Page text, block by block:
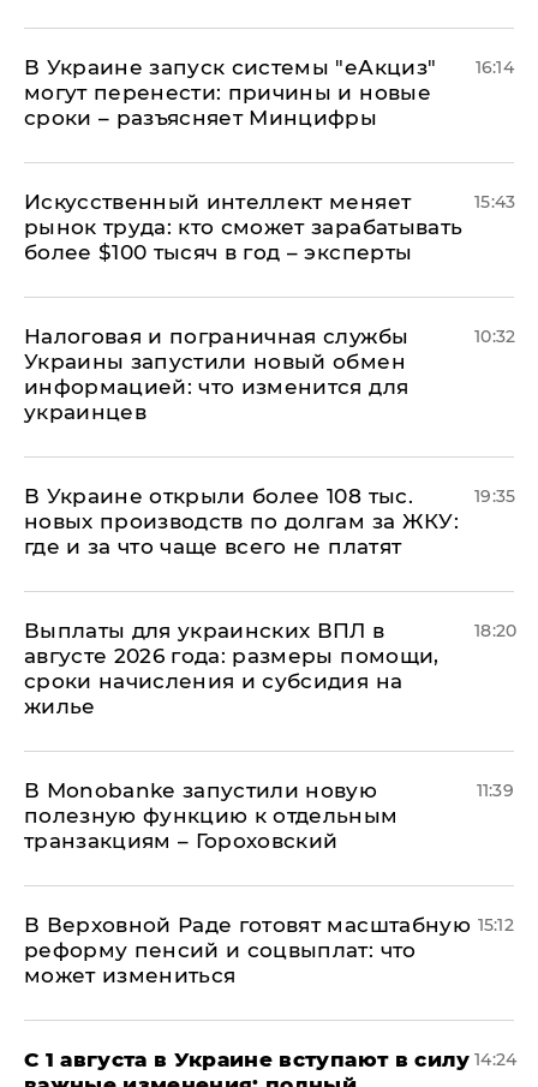
В Украине запуск системы "еАкциз"
могут перенести: причины и новые
сроки – разъясняет Минцифры
16:14
Искусственный интеллект меняет
рынок труда: кто сможет зарабатывать
более $100 тысяч в год – эксперты
15:43
Налоговая и пограничная службы
Украины запустили новый обмен
информацией: что изменится для
украинцев
10:32
В Украине открыли более 108 тыс.
новых производств по долгам за ЖКУ:
где и за что чаще всего не платят
19:35
Выплаты для украинских ВПЛ в
августе 2026 года: размеры помощи,
сроки начисления и субсидия на
жилье
18:20
В Мonobankе запустили новую
полезную функцию к отдельным
транзакциям – Гороховский
11:39
В Верховной Раде готовят масштабную
реформу пенсий и соцвыплат: что
может измениться
15:12
С 1 августа в Украине вступают в силу 14:24